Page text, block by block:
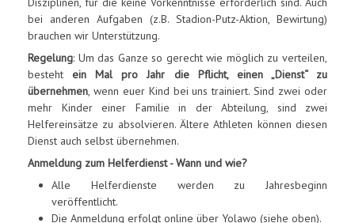
bei anderen Aufgaben (z.B. Stadion-Putz-Aktion, Bewirtung)
brauchen wir Unterstützung.
Regelung: Um das Ganze so gerecht wie möglich zu verteilen,
bestehtein Mal pro Jahr die Pflicht, einen „Dienst“ zu
übernehmen, wenn euer Kind bei uns trainiert. Sind zwei oder
mehr Kinder einer Familie in der Abteilung, sind zwei
Helfereinsätze zu absolvieren. Ältere Athleten können diesen
Dienst auch selbst übernehmen.
Anmeldung zum Helferdienst - Wann und wie?
Alle Helferdienste werden zu Jahresbeginn
veröffentlicht.
Die Anmeldung erfolgt online über Yolawo (siehe oben).